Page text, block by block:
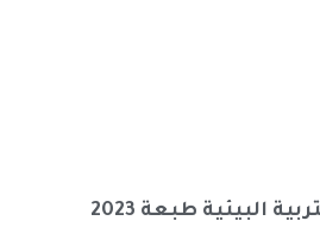
البيئية طبعة 2023